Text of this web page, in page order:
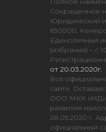
Сокращенное
Юридический
650000,
Единоличный
(избрания) – с
от 20.03.2020г.
Вся
сайте.
ООО МКК «МД»
развития
28.05.2020 г.
официальный